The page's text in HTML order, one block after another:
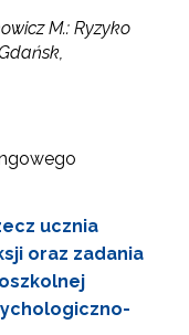
M.: Ryzyko
ucznia
oraz zadania